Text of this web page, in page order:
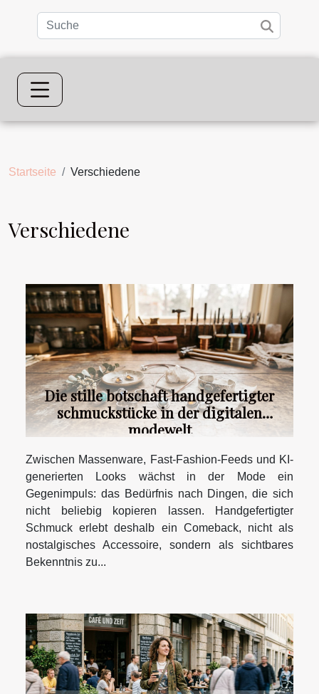
Startseite Verschiedene
Verschiedene
Die stille botschaft handgefertigter
schmuckstücke in der digitalen
modewelt
Zwischen Massenware, Fast-Fashion-Feeds und KI-
generierten Looks wächst in der Mode ein
Gegenimpuls: das Bedürfnis nach Dingen, die sich
nicht beliebig kopieren lassen. Handgefertigter
Schmuck erlebt deshalb ein Comeback, nicht als
nostalgisches Accessoire, sondern als sichtbares
Bekenntnis zu...